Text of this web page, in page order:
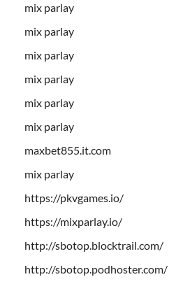
mix parlay
mix parlay
mix parlay
mix parlay
mix parlay
mix parlay
maxbet855.it.com
mix parlay
https://pkvgames.io/
https://mixparlay.io/
http://sbotop.blocktrail.com/
http://sbotop.podhoster.com/